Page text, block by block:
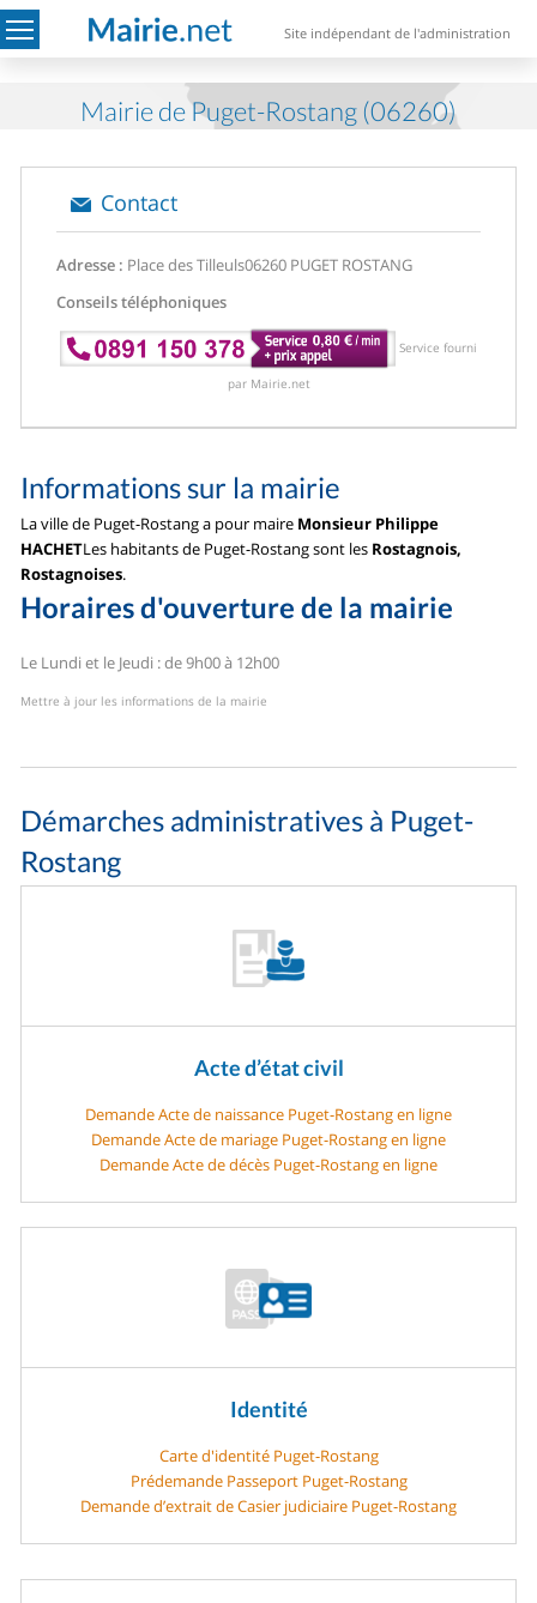
Site indépendant de l'administration
Mairie de Puget-Rostang (06260)
Contact
Adresse : Place des Tilleuls06260 PUGET ROSTANG
Conseils téléphoniques
Service fourni
par Mairie.net
Informations sur la mairie
La ville de Puget-Rostang a pour maire Monsieur Philippe
HACHETLes habitants de Puget-Rostang sont les Rostagnois,
Rostagnoises.
Horaires d'ouverture de la mairie
Le Lundi et le Jeudi : de 9h00 à 12h00
Mettre à jour les informations de la mairie
Démarches administratives à Puget-
Rostang
Acte d’état civil
Demande Acte de naissance Puget-Rostang en ligne
Demande Acte de mariage Puget-Rostang en ligne
Demande Acte de décès Puget-Rostang en ligne
Identité
Carte d'identité Puget-Rostang
Prédemande Passeport Puget-Rostang
Demande d’extrait de Casier judiciaire Puget-Rostang